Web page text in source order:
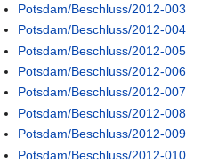
Potsdam/Beschluss/2012-003
Potsdam/Beschluss/2012-004
Potsdam/Beschluss/2012-005
Potsdam/Beschluss/2012-006
Potsdam/Beschluss/2012-007
Potsdam/Beschluss/2012-008
Potsdam/Beschluss/2012-009
Potsdam/Beschluss/2012-010